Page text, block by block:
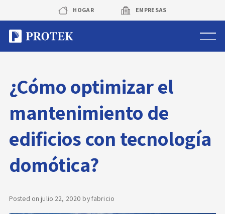
content
HOGAR EMPRESAS
Sistema de cámaras
Rastreo vehicular GPS
Protek Personas
Corredora de seguros
Sobre Protek
¿Cómo optimizar el
mantenimiento de
edificios con tecnología
domótica?
Posted onjulio 22, 2020 byfabricio